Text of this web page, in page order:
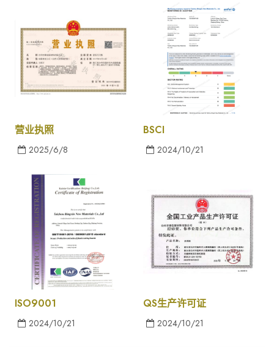
营业执照
2025/6/8
BSCI
2024/10/21
ISO9001
2024/10/21
QS生产许可证
2024/10/21